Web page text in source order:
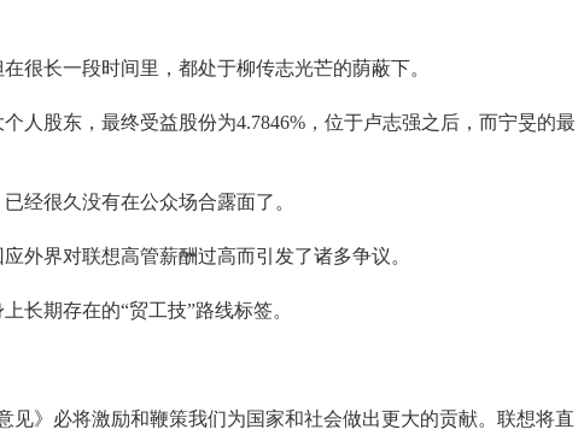
很长一段时间里，都处于柳传志光芒的荫蔽下。
人股东，最终受益股份为4.7846%，位于卢志强之后，而宁旻的最
经很久没有在公众场合露面了。
外界对联想高管薪酬过高而引发了诸多争议。
长期存在的“贸工技”路线标签。
》必将激励和鞭策我们为国家和社会做出更大的贡献。联想将直